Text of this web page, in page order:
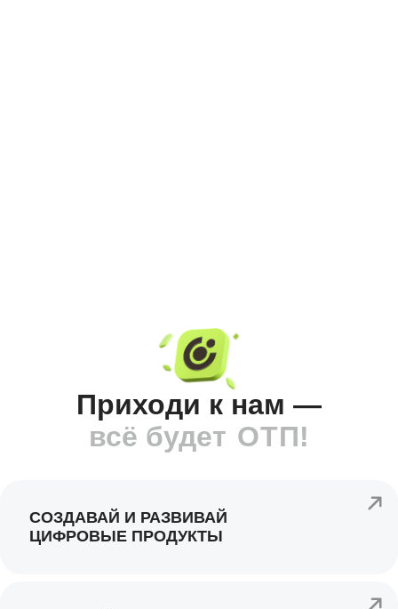
Приходи к нам —
всё будет ТОП!
СОЗДАВАЙ И РАЗВИВАЙ
ЦИФРОВЫЕ ПРОДУКТЫ